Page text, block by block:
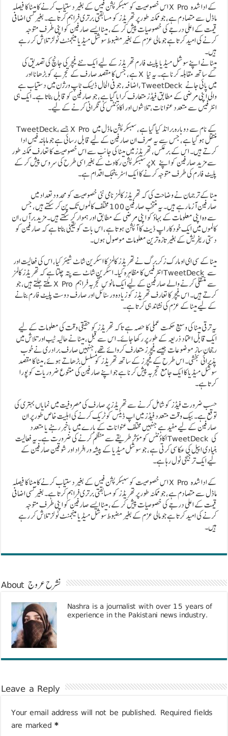
اس خصوصیت کو سبسکرپشن فیس کے بغیر دستیاب کرنے کا میٹا کا فیصلہ X Pro کے ادا شدہ
ماڈل سے متصادم ہے، جو ممکنہ طور پر تھریڈز کو مسابقتی برتری فراہم کرتا ہے۔ بغیر کسی اضافی
قیمت کے اعلی درجے کی خصوصیات پیش کر کے، میٹا ایسے صارفین کو اپنی طرف متوجہ
کرنے کی امید کرتا ہے جو مالی عزم کے بغیر مضبوط سوشل میڈیا مینجمنٹ ٹولز تلاش کر رہے
ہیں۔
میٹا نے اپنے سوشل میڈیا پلیٹ فارم تھریڈز کے لیے ایک نئے فیچر کی جانچ کی تصدیق کی
ہے، جس کا مقصد صارف کے تجربے کو بڑھانا اور X کے ساتھ مقابلہ کرنا ہے۔ یہ نیا
اضافہ، جو فی الحال ڈیسک ٹاپ ورژن میں دستیاب ہے، TweetDeck میں پائی جانے
والی اپنی مرضی کے مطابق فیڈز متعارف کرایا گیا ہے، جو صارفین کو قابل بناتا ہے۔ ایک ہی
انٹرفیس سے متعدد عنوانات، تلاشوں اور اکاؤنٹس کی نگرانی کرنے کے لیے۔
TweetDeck، جسے X Pro کے نام سے دوبارہ برانڈ کیا گیا ہے، سبسکرپشن ماڈل میں
منتقل ہو گیا ہے، جس سے یہ صرف ان صارفین کے لیے قابل رسائی ہے جو ماہانہ فیس ادا
کرتے ہیں۔ اس کے برعکس، تھریڈز میں میٹا کی جانب سے اس خصوصیت کا تعارف ممکنہ طور
پر سبسکرپشن رکاوٹ کے بغیر اسی طرح کی سروس پیش کر کے X سے مزید صارفین کو اپنے
پلیٹ فارم کی طرف متوجہ کرنے کا ایک اسٹریٹجک اقدام ہے۔
میٹا کے ترجمان نے وضاحت کی کہ تھریڈز کالمز نامی نئی خصوصیت کو محدود تعداد میں
صارفین آزما رہے ہیں۔ یہ منتخب صارفین 100 مختلف کالموں تک پن کر سکتے ہیں، جس
سے وہ اپنی معلومات کے بہاؤ کو اپنی مرضی کے مطابق اور ہموار کر سکتے ہیں۔ مزید برآں، ان
کالموں میں ایک خودکار اپ ڈیٹ کا آپشن ہوتا ہے، اس بات کو یقینی بناتا ہے کہ صارفین کو
دستی ریفریش کے بغیر تازہ ترین معلومات موصول ہوں۔
میٹا کے سی ای او مارک زکربرگ نے تھریڈز کالمز کا اسکرین شاٹ شیئر کیا، اس کی فعالیت اور
انٹرفیس کا مظاہرہ کیا۔ اسکرین شاٹ سے پتہ چلتا ہے کہ تھریڈز کالمز TweetDeck سے
ملتے جلتے ہیں، جو X Pro سے منتقلی کرنے والے صارفین کے لیے ایک مانوس تجربہ فراہم
کرتے ہیں۔ اس فیچر کا تعارف تھریڈز کو زیادہ ورسٹائل اور صارف دوست پلیٹ فارم بنانے
کے لیے میٹا کے عزم کی نشاندہی کرتا ہے۔
یہ ترقی میٹا کی وسیع حکمت عملی کا حصہ ہے تاکہ تھریڈز کو حقیقی وقت کی معلومات کے لیے
ایک قابل اعتماد ذریعہ کے طور پر رکھا جائے۔ اس سے قبل، میٹا نے حالیہ ٹیب اور تلاش میں
رجحان ساز موضوعات جیسے فیچرز متعارف کروائے تھے، جنہیں صارف برادری نے خوب
پذیرائی بخشی۔ اس طرح کے فیچرز کے ساتھ تھریڈز کو مسلسل بڑھاتے ہوئے، میٹا کا مقصد
سوشل میڈیا کا ایک جامع تجربہ پیش کرنا ہے جو اپنے صارفین کی متنوع ضروریات کو پورا
کرتا ہے۔
حسب ضرورت فیڈز کو شامل کرنے سے تھریڈز پر صارف کی مصروفیت میں نمایاں بہتری کی
توقع ہے۔ بیک وقت متعدد فیڈز میں اپ ڈیٹس کو ٹریک کرنے کی اہلیت خاص طور پر ان
صارفین کے لیے مفید ہے جنہیں مختلف عنوانات کے بارے میں باخبر رہنے یا متعدد
اکاؤنٹس کو مؤثر طریقے سے منظم کرنے کی ضرورت ہے۔ یہ فعالیت TweetDeck کی
بنیادی اپیل کی عکاسی کرتی ہے، جو سوشل میڈیا کے پیشہ ور افراد اور شوقین صارفین کے
لیے ایک ترجیحی ٹول رہا ہے۔
اس خصوصیت کو سبسکرپشن فیس کے بغیر دستیاب کرنے کا میٹا کا فیصلہ X Pro کے ادا شدہ
ماڈل سے متصادم ہے، جو ممکنہ طور پر تھریڈز کو مسابقتی برتری فراہم کرتا ہے۔ بغیر کسی اضافی
قیمت کے اعلی درجے کی خصوصیات پیش کر کے، میٹا ایسے صارفین کو اپنی طرف متوجہ
کرنے کی امید کرتا ہے جو مالی عزم کے بغیر مضبوط سوشل میڈیا مینجمنٹ ٹولز تلاش کر رہے
ہیں۔
About نشرح عروج
Nashra is a journalist with over 15 years of
experience in the Pakistani news industry.
Leave a Reply
Your email address will not be published. Required fields
are marked*